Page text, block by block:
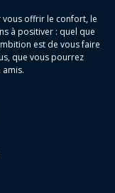
vous offrir le confort, le
à positiver : quel que
est de vous faire
que vous pourrez